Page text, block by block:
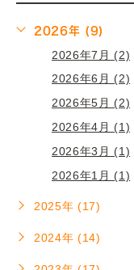
2026年 (9)
2026年7月 (2)
2026年6月 (2)
2026年5月 (2)
2026年4月 (1)
2026年3月 (1)
2026年1月 (1)
2025年 (17)
2024年 (14)